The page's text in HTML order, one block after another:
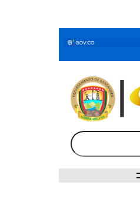
contenido
Buscar